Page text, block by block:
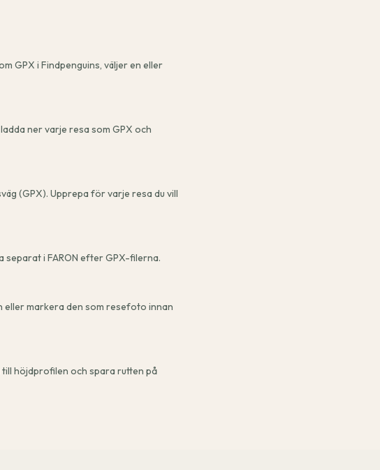
GPX i Findpenguins, väljer en eller
ner varje resa som GPX och
(GPX). Upprepa för varje resa du vill
separat i FARON efter GPX-filerna.
eller markera den som resefoto innan
till höjdprofilen och spara rutten på